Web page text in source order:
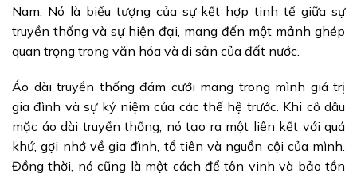
Nam. Nó là biểu tượng của sự kết hợp tinh tế giữa sự
truyền thống và sự hiện đại, mang đến một mảnh ghép
quan trọng trong văn hóa và di sản của đất nước.
Áo dài truyền thống đám cưới mang trong mình giá trị
gia đình và sự kỷ niệm của các thế hệ trước. Khi cô dâu
mặc áo dài truyền thống, nó tạo ra một liên kết với quá
khứ, gợi nhớ về gia đình, tổ tiên và nguồn cội của mình.
Đồng thời, nó cũng là một cách để tôn vinh và bảo tồn